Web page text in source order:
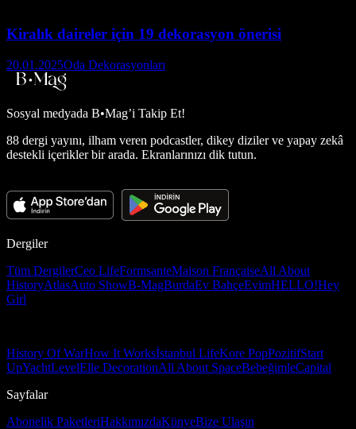
Kiralık daireler için 19 dekorasyon önerisi
20.01.2025Oda Dekorasyonları
Sosyal medyada B•Mag’i Takip Et!
88 dergi yayını, ilham veren podcastler, dikey diziler ve yapay zekâ
destekli içerikler bir arada. Ekranlarınızı dik tutun.
Dergiler
Tüm DergilerCeo LifeFormsanteMaison FrançaiseAll About
HistoryAtlasAuto ShowB-MagBurdaEv BahçeEvimHELLO!Hey
Girl
History Of WarHow It Worksİstanbul LifeKore PopPozitifStart
UpYachtLevelElle DecorationAll About SpaceBebeğimleCapital
Sayfalar
Abonelik PaketleriHakkımızdaKünyeBize Ulaşın